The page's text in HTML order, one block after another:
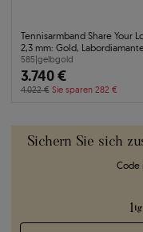
Sichern Sie sich
Code
1 tg
Tennisarmband Share Your
2,3 mm: Gold,
585|gelbgold
3.740 €
4.022 € Sie sparen 282 €